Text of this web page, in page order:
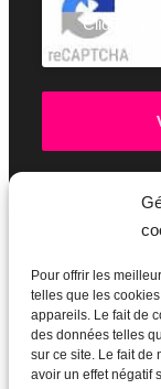
Pour offrir les
telles que les
appareils. Le fait de
des données telles
sur ce site. Le fait de
avoir un effet négatif
Cliquez